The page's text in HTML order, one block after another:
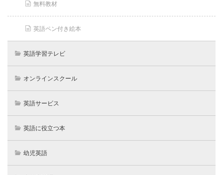
無料教材
英語ペン付き絵本
英語学習テレビ
オンラインスクール
英語サービス
英語に役立つ本
幼児英語